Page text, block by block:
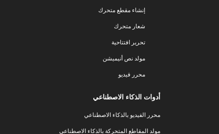
إنشاء مقطع متحرك
شعار متحرك
تحرير افتتاحية
مولد نص أنيميشن
محرر فيديو
أدوات الذكاء الاصطناعي
محرر الفيديو بالذكاء الاصطناعي
مولد المقاطع المتحركة بالذكاء الاصطناعي